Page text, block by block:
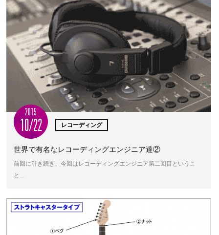
2015
10/22 レコーディング
世界で有名なレコーディングエンジニア達②
前回に引き続き、今回はレコーディングエンジニア第二回目というこ
と...